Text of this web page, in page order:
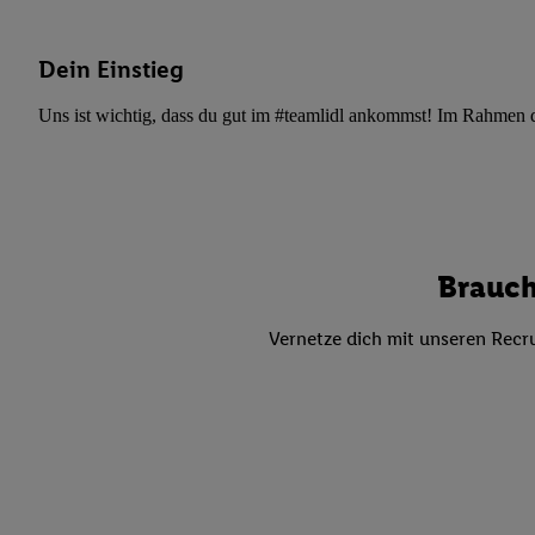
Dein Einstieg
Uns ist wichtig, dass du gut im #teamlidl ankommst! Im Rahmen
Vernetze dich mit unseren
Anzeige von
oder Zugriff auf
von Zielgruppen
reduzierter Daten